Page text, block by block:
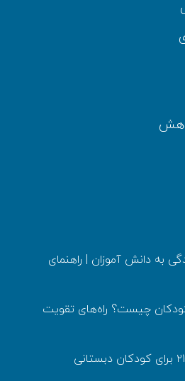
به دانش‌ آموزان | راهنمای
چیست؟ راه‌های تقویت